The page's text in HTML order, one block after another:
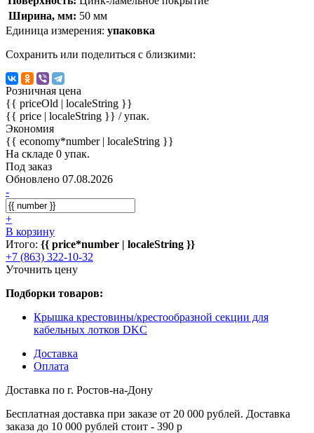
Ширина, мм: 50 мм
Единица измерения: упаковка
Сохранить или поделиться с близкими:
Розничная цена
{{ priceOld | localeString }}
{{ price | localeString }} / упак.
Экономия
{{ economy*number | localeString }}
На складе 0 упак.
Под заказ
Обновлено 07.08.2026
-
+
В корзину
Итого: {{ price*number | localeString }}
+7 (863) 322-10-32
Уточнить цену
Подборки товаров:
Крышка крестовины/крестообразной секции для
кабельных лотков DKC
Доставка
Оплата
Доставка по г. Ростов-на-Дону
Бесплатная доставка при заказе от 20 000 рублей. Доставка
заказа до 10 000 рублей стоит - 390 р